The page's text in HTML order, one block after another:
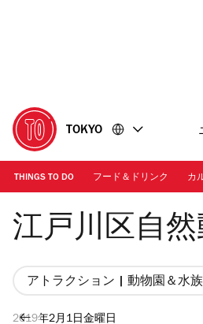
に
移
動
移
動
TOKYO
THINGS TO DO フード＆ドリンク カ
Edogawa Shizen Zoo
江戸川区自然
アトラクション | 動物園＆水
2019年2月1日金曜日